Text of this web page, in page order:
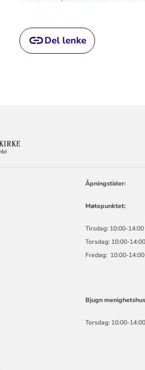
Del lenke
FELLESRÅDÅpningstider:
Møtepunktet:
Tirsdag: 10:00-14:00
Torsdag: 10:00-14:00
Fredag: 10:00-14:00
Bjugn
Torsdag: 10:00-14:00